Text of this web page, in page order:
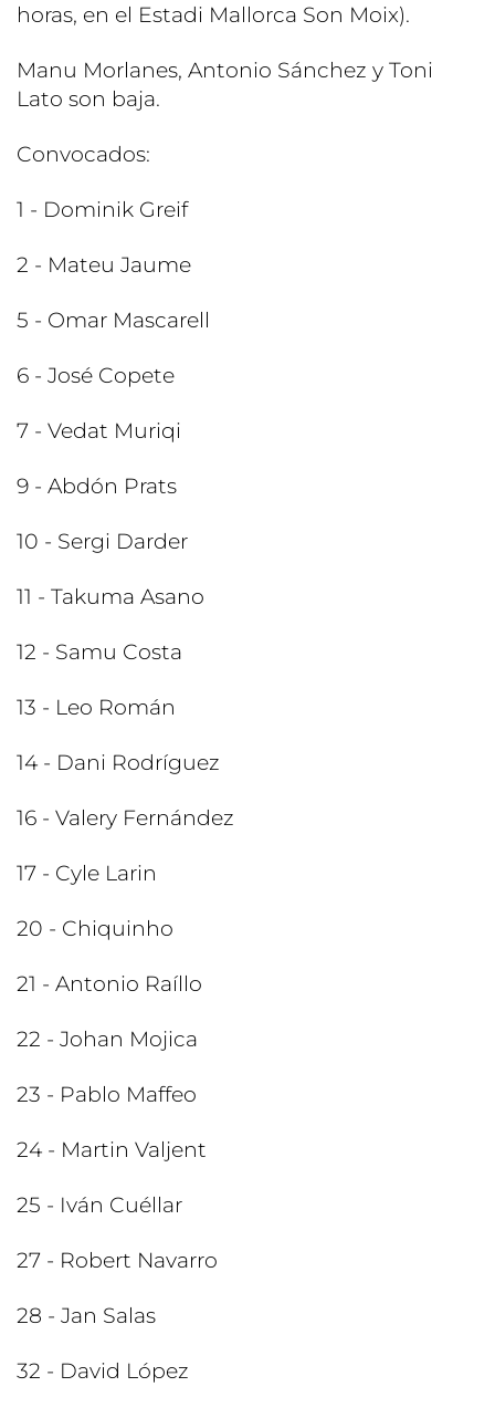
horas, en el Estadi Mallorca Son Moix).
Manu Morlanes, Antonio Sánchez y Toni
Lato son baja.
Convocados:
1 - Dominik Greif
2 - Mateu Jaume
5 - Omar Mascarell
6 - José Copete
7 - Vedat Muriqi
9 - Abdón Prats
10 - Sergi Darder
11 - Takuma Asano
12 - Samu Costa
13 - Leo Román
14 - Dani Rodríguez
16 - Valery Fernández
17 - Cyle Larin
20 - Chiquinho
21 - Antonio Raíllo
22 - Johan Mojica
23 - Pablo Maffeo
24 - Martin Valjent
25 - Iván Cuéllar
27 - Robert Navarro
28 - Jan Salas
32 - David López